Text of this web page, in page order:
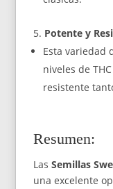
Potente y
Esta variedad
niveles de
resistente
Resumen:
LasSemillas
una excelente